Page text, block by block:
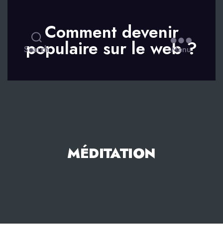
Search
Comment devenir
populaire sur le web ?
Menu
MÉDITATION